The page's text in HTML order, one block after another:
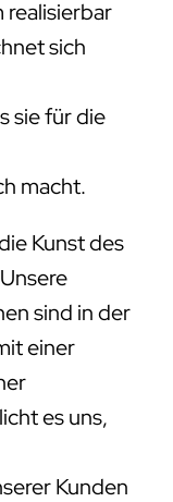
sich
sie für die
macht.
Kunst des
sind in der
einer
es uns,
Kunden